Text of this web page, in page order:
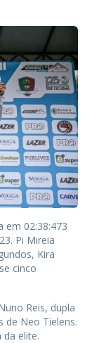
em 02:38:473
Pi Mireia
Kira
cinco
Reis, dupla
de Neo Tielens.
elite.